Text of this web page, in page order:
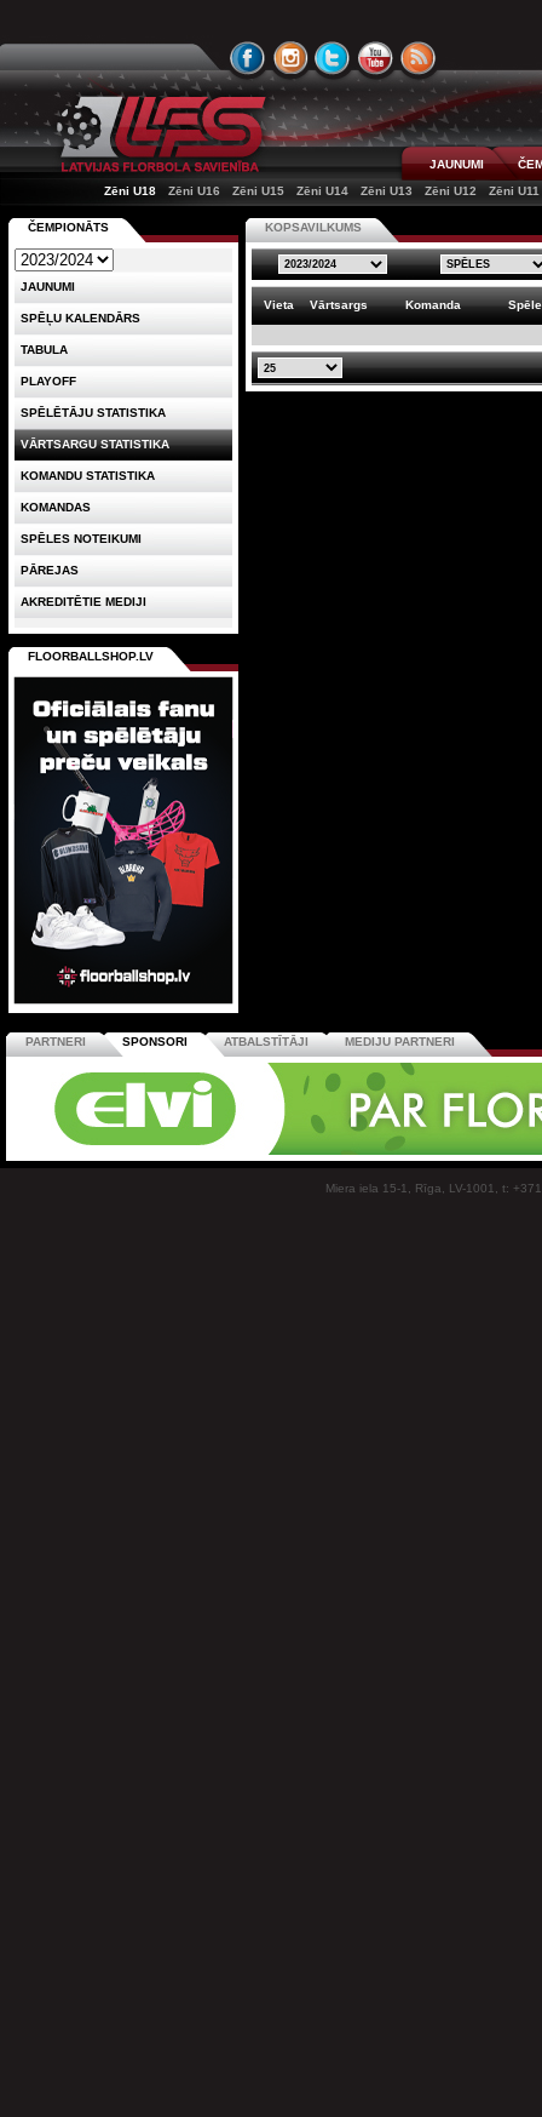
JAUNUMI
Zēni U18
Zēni U16 Zēni U15 Zēni U14 Zēni U13 Zēni U12 Zēni U11
KOPSAVILKUMS
Vieta Vārtsargs Komanda
ČEMPIONĀTS
JAUNUMI
SPĒĻU KALENDĀRS
TABULA
PLAYOFF
SPĒLĒTĀJU STATISTIKA
VĀRTSARGU STATISTIKA
KOMANDU STATISTIKA
KOMANDAS
SPĒLES NOTEIKUMI
PĀREJAS
AKREDITĒTIE MEDIJI
FLOORBALLSHOP.LV
PARTNERI SPONSORI ATBALSTĪTĀJI MEDIJU PARTNERI
Miera iela 15-1, Rīga, LV-1001, t: